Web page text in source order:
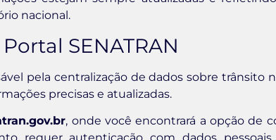
nacional.
SENATRAN
pela centralização de dados sobre trânsito
precisas e atualizadas.
, onde você encontrará a opção de